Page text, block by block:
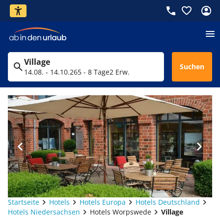
Village
14.08. - 14.10.265 - 8 Tage2 Erw.
Suchen
Startseite Hotels Hotels Europa
Hotels Deutschland
Hotels Niedersachsen
Hotels Worpswede Village